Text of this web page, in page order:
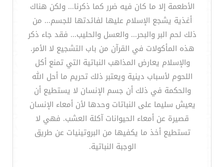
الأطعمة إلا ما كان فيه ضرر كما ذكرنا... ولكن هناك
أغذية يشجع الإسلام عليها لفائدتها للجسم... من
ذلك لحم البر والبحر... والعسل والحليب... فقد جاء ذكر
هذه المأكولات في القرآن من باب التشجيع لا الأمر.
والإسلام يعارض المذاهب النباتية التي تمنع أكل
اللحوم لأسباب دينية ويعتبر ذلك تحريم ما أحل الله
والحكمة في ذلك أن جسم الإنسان لا يستطيع أن
يعيش سليما على النباتات وحدها لأن أمعاء الإنسان
قصيرة عن أمعاء الحيوانات آكلة العشب. فهي لا
تستطيع أخذ ما يكفيها من البروتينيات عن طريق
الوجبة النباتية.